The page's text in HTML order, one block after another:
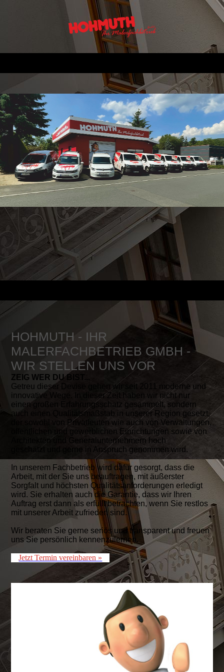
HOHMUTH - IHR
MALERFACHBETRIEB GMBH -
WIR STELLEN UNS VOR
ZEIG WER DU BIST...
Getreu dieser Devise gehen wir seit 2011 moderne und
innovative Wege. In dieser Zeit haben wir nicht nur
einen großen Erfahrungsschatz gesammelt, sondern
auch einen Qua­li­tätsmaßstab in unserer Region gesetzt,
der sowohl von Privat­leuten wie auch von Verwaltungen,
öffentlichen und gewerblichen Einrichtungen sowie von
Architekten und Generalunternehmern hoch
geschätzt und gerne in Anspruch genommen wird.
In unserem Fachbetrieb wird dafür gesorgt, dass die
Arbeit, mit der Sie uns beauftragen, mit äußerster
Sorgfalt und höchsten Qualitätsanforderungen erledigt
wird. Sie erhalten auch die Garantie, dass wir Ihren
Auftrag erst dann als erfüllt betrachten,wenn Sie restlos
mit unserer Arbeit zufrieden sind.
Wir beraten Sie gerne seriös und transparent und freuen
uns Sie persönlich kennenzulernen.
Jetzt Termin vereinbaren »